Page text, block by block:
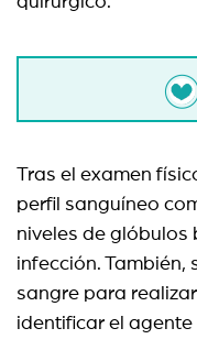
Tras el examen
perfil sanguíneo
niveles de glóbulos
infección. También,
sangre para
identificar el agente